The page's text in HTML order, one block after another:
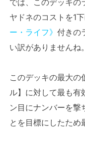
では、このデッキの
ヤドネのコストを1
ー・ライフ》 付きの
い訳がありませんね。
このデッキの最大の
ル】に対して最も有
ン目にナンバーを撃
とを目標にしたため